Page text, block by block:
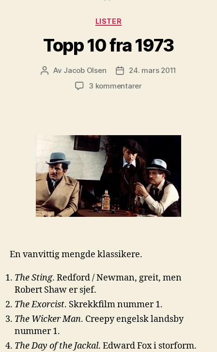
Kategorier
LISTER
Topp 10 fra 1973
Innleggsforfatter
Av Jacob Olsen Publiseringsdato
24. mars 2011
3 kommentarertil
En vanvittig mengde klassikere.
The Sting. Redford / Newman, greit, men
Robert Shaw er sjef.
The Exorcist. Skrekkfilm nummer 1.
The Wicker Man. Creepy engelsk landsby
nummer 1.
The Day of the Jackal. Edward Fox i storform.